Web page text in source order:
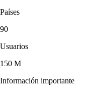
Países
90
Usuarios
150 M
Información importante